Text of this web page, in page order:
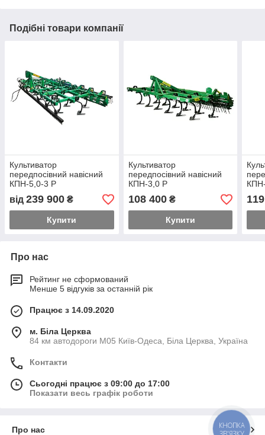
Подібні товари компанії
Культиватор
передпосівний навісний
КПН-5,0-3 Р
від 239 900 ₴
Купити
Культиватор
передпосівний навісний
КПН-3,0 Р
108 400₴
Купити
Про нас
Рейтинг не сформований
Менше 5 відгуків за останній рік
Працює з 14.09.2020
м. Біла Церква
84 км автодороги М05 Київ-Одеса, Біла Церква, Україна
Контакти
Сьогодні працює з 09:00 до 17:00
Показати весь графік роботи
Про нас
КНОПКА